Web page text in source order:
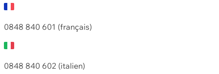
0848 840 601 (français)
0848 840 602 (italien)